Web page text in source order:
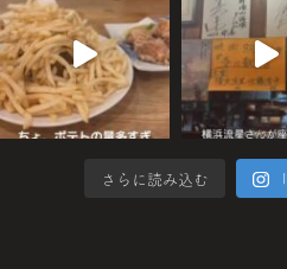
さらに読み込む